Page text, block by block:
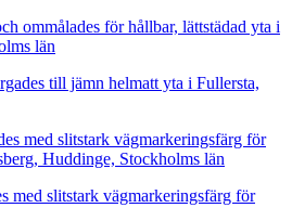
ommålades för hållbar, lättstädad yta i
län
till jämn helmatt yta i Fullersta,
med slitstark vägmarkeringsfärg för
Huddinge, Stockholms län
med slitstark vägmarkeringsfärg för